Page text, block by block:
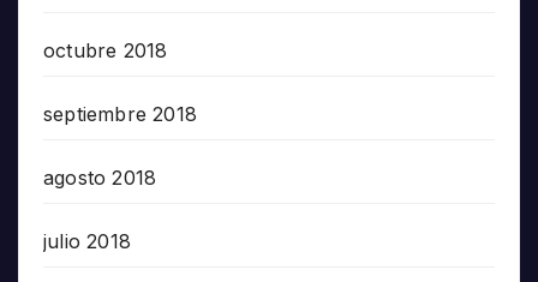
octubre 2018
septiembre 2018
agosto 2018
julio 2018